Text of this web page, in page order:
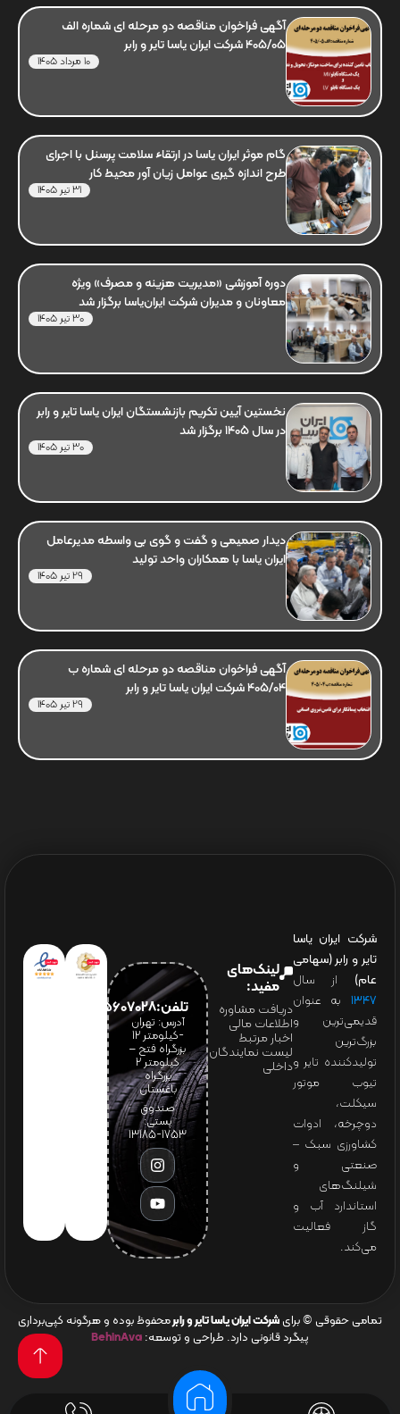
آگهی فراخوان مناقصه دو مرحله ای شماره الف
405/05 شرکت ایران یاسا تایر و رابر
10 مرداد 1405
گام موثر ایران یاسا در ارتقاء سلامت پرسنل با اجرای
طرح اندازه گیری عوامل زیان آور محیط کار
31 تیر 1405
دوره آموزشی «مدیریت هزینه و مصرف» ویژه
معاونان و مدیران شرکت ایران‌یاسا برگزار شد
30 تیر 1405
نخستین آیین تکریم بازنشستگان ایران یاسا تایر و رابر
در سال 1405 برگزار شد
30 تیر 1405
دیدار صمیمی و گفت و گوی بی واسطه مدیرعامل
ایران یاسا با همکاران واحد تولید
29 تیر 1405
آگهی فراخوان مناقصه دو مرحله ای شماره ب
405/04 شرکت ایران یاسا تایر و رابر
29 تیر 1405
شرکت ایران یاسا
تایر و رابر (سهامی
عام) از سال
۱۳۴۷ به عنوان
قدیمی‌ترین و
بزرگ‌ترین
تولیدکننده تایر و
تیوب موتور
سیکلت،
دوچرخه، ادوات
کشاورزی سبک –
صنعتی و
شیلنگ‌های
استاندارد آب و
گاز فعالیت
می‌کند.
لینک‌های
مفید:
دریافت مشاوره
اطلاعات مالی
اخبار مرتبط
لیست نمایندگان
داخلی
تلفن:65607028(021)
آدرس: تهران
-کیلومتر 12
بزرگراه فتح –
کیلومتر ۲
بزرگراه
باغستان
صندوق
پستی:
1753-13185
تمامی حقوقی © برای شرکت ایران یاسا تایر و رابرمحفوظ بوده و هرگونه کپی‌برداری
پیگرد قانونی دارد. طراحی و توسعه: BehinAva